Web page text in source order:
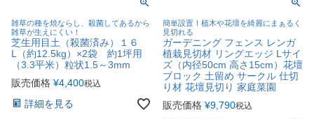
雑草の種を焼ならし、殺菌してあるから
雑草が生えにくい！
芝生用目土（殺菌済み）１６
L（約12.5kg）×2袋 約1坪用
（3.3平米）粒状1.5～3mm
販売価格 ¥4,400税込
詳細を見る
簡単設置！植木や花壇を綺麗にまぁるく
見切れる
ガーデニング フェンス レンガ
植栽見切材 リングエッジ Lサイ
ズ（内径50cm 高さ15cm）花壇
ブロック 土留め サークル 仕切
り材 花壇見切り 家庭菜園
販売価格 ¥9,790税込